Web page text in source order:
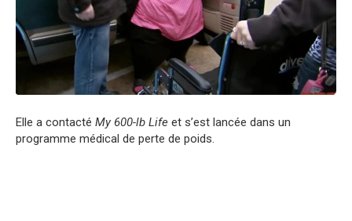
Elle a contacté My 600-lb Life et s’est lancée dans un
programme médical de perte de poids.